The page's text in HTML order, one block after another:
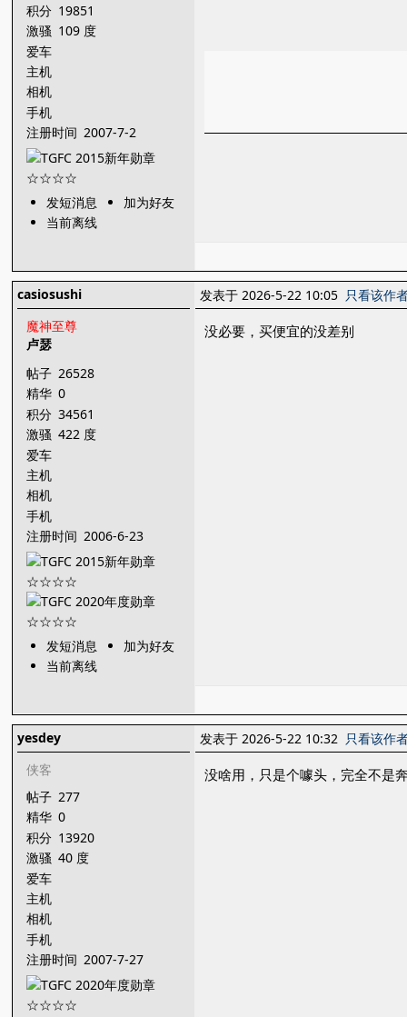
积分 19851
激骚 109 度
爱车
主机
相机
手机
注册时间 2007-7-2
发短消息
加为好友
当前离线
casiosushi
魔神至尊
卢瑟
帖子 26528
精华 0
积分 34561
激骚 422 度
爱车
主机
相机
手机
注册时间 2006-6-23
发短消息
加为好友
当前离线
发表于 2026-5-22 10:05 只看该作
没必要，买便宜的没差别
yesdey
侠客
帖子 277
精华 0
积分 13920
激骚 40 度
爱车
主机
相机
手机
注册时间 2007-7-27
发表于 2026-5-22 10:32 只看该作
没啥用，只是个噱头，完全不是